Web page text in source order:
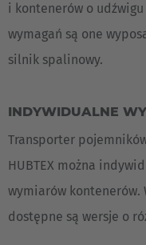
i kontenerów o
wymagań są one
silnik spalinowy.
INDYWIDUALNE
Transporter
HUBTEX można
wymiarów kontenerów.
dostępne są wersje o